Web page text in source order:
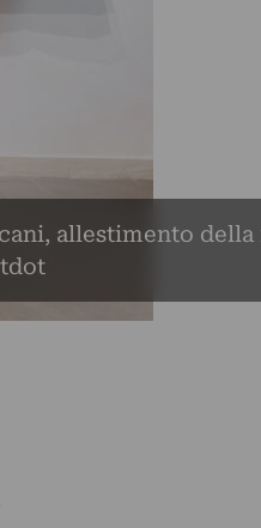
allestimento della